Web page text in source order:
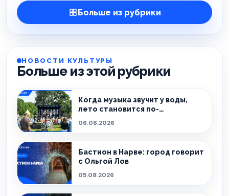
Больше из рубрики
НОВОСТИ КУЛЬТУРЫ
Больше из этой рубрики
Когда музыка звучит у воды,
лето становится по-
06.08.2026
Бастион в Нарве: город говорит
с Ольгой Лов
05.08.2026